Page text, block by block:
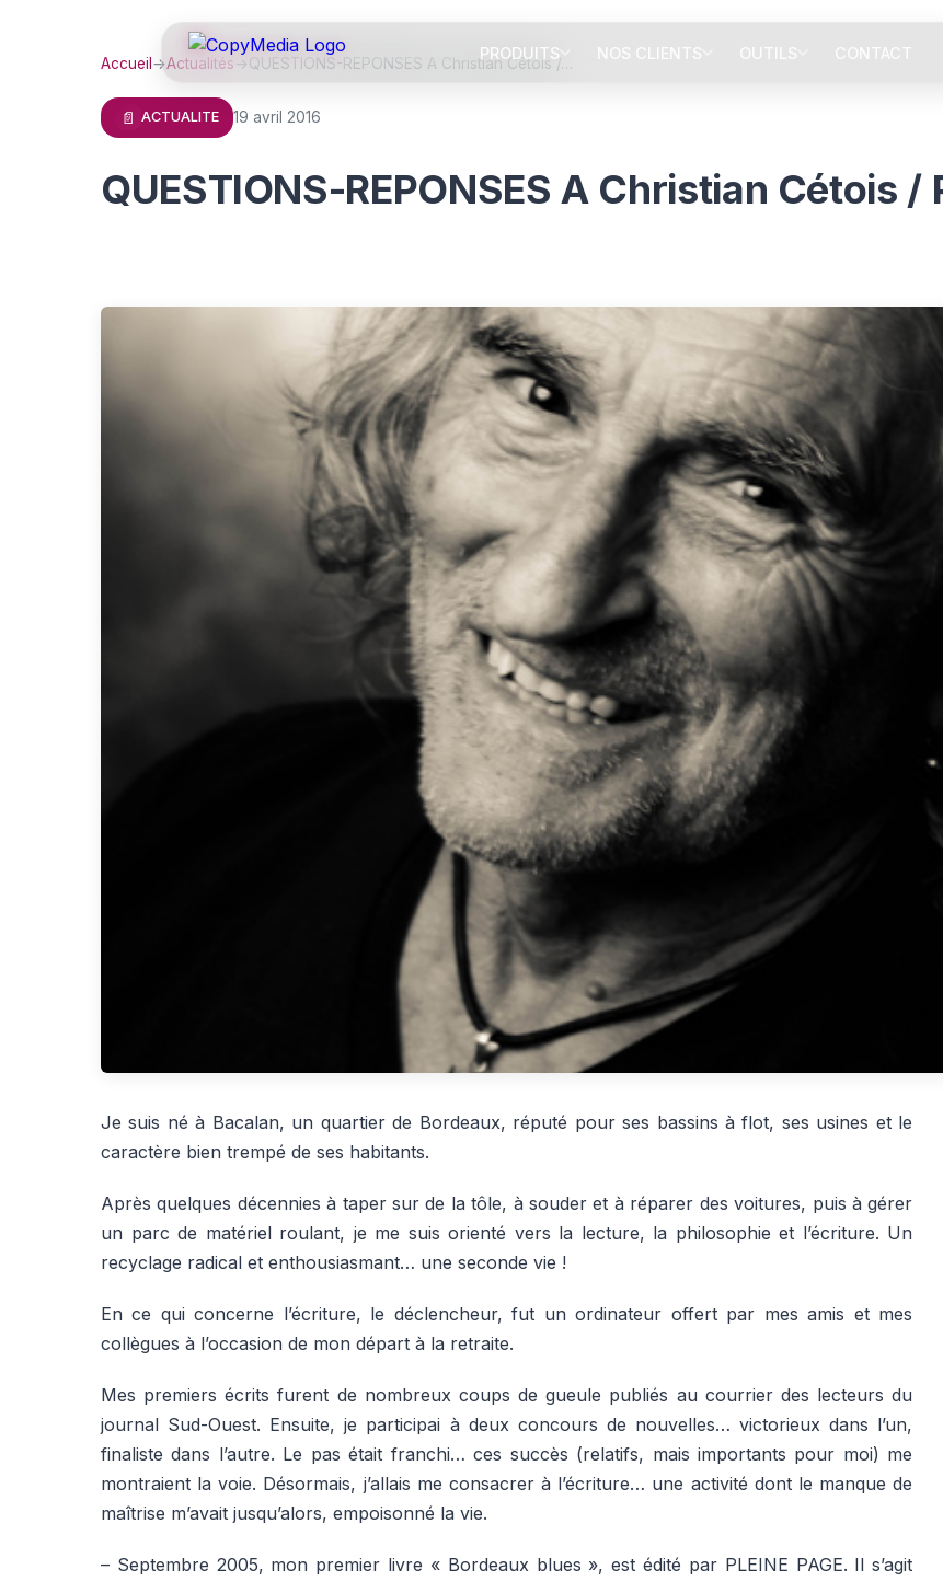
PRODUITS NOS CLIENTS OUTILS CONTACT
Accueil →Actualités→QUESTIONS-REPONSES A Christian Cétois /…
📄 ACTUALITE 19 avril 2016
QUESTIONS-REPONSES A Christian Cétois /
Je suis né à Bacalan, un quartier de Bordeaux, réputé pour ses bassins à flot, ses usines et le
caractère bien trempé de ses habitants.
Après quelques décennies à taper sur de la tôle, à souder et à réparer des voitures, puis à gérer
un parc de matériel roulant, je me suis orienté vers la lecture, la philosophie et l’écriture. Un
recyclage radical et enthousiasmant… une seconde vie !
En ce qui concerne l’écriture, le déclencheur, fut un ordinateur offert par mes amis et mes
collègues à l’occasion de mon départ à la retraite.
Mes premiers écrits furent de nombreux coups de gueule publiés au courrier des lecteurs du
journal Sud-Ouest. Ensuite, je participai à deux concours de nouvelles… victorieux dans l’un,
finaliste dans l’autre. Le pas était franchi… ces succès (relatifs, mais importants pour moi) me
montraient la voie. Désormais, j’allais me consacrer à l’écriture… une activité dont le manque de
maîtrise m’avait jusqu’alors, empoisonné la vie.
– Septembre 2005, mon premier livre « Bordeaux blues », est édité par PLEINE PAGE. Il s’agit